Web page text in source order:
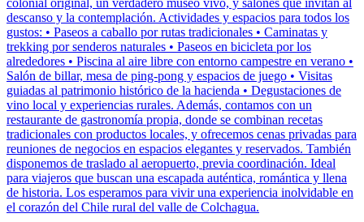
colonial original, un verdadero museo vivo, y salones que invitan al
descanso y la contemplación. Actividades y espacios para todos los
gustos: • Paseos a caballo por rutas tradicionales • Caminatas y
trekking por senderos naturales • Paseos en bicicleta por los
alrededores • Piscina al aire libre con entorno campestre en verano •
Salón de billar, mesa de ping-pong y espacios de juego • Visitas
guiadas al patrimonio histórico de la hacienda • Degustaciones de
vino local y experiencias rurales. Además, contamos con un
restaurante de gastronomía propia, donde se combinan recetas
tradicionales con productos locales, y ofrecemos cenas privadas para
reuniones de negocios en espacios elegantes y reservados. También
disponemos de traslado al aeropuerto, previa coordinación. Ideal
para viajeros que buscan una escapada auténtica, romántica y llena
de historia. Los esperamos para vivir una experiencia inolvidable en
el corazón del Chile rural del valle de Colchagua.